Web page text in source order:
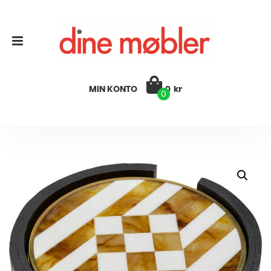
MIN KONTO
0
0 kr